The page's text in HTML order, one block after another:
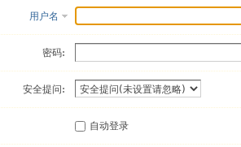
用户名
密码:
安全提问:
自动登录